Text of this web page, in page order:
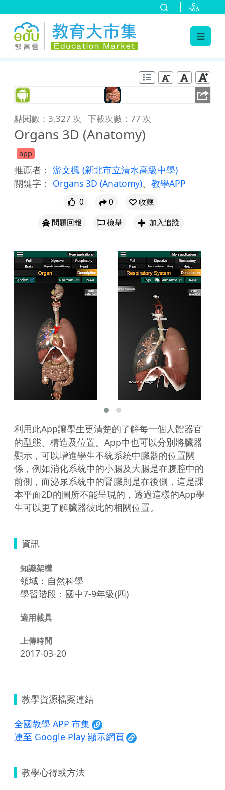
點閱數：3,327 次 下載次數：77 次
Organs 3D (Anatomy)
app
推薦者： 游文楓 (新北市立清水高級中學)
關鍵字： Organs 3D (Anatomy)、 教學APP
0 0
收藏
問題回報
檢舉 加入追蹤
利用此App讓學生更清楚的了解每一個人體器官
的型態、構造及位置。App中也可以分別將臟器
顯示，可以增進學生不統系統中臟器的位置關
係，例如消化系統中的小腸及大腸是在腹腔中的
前側，而泌尿系統中的腎臟則是在後側，這是課
本平面2D的圖所不能呈現的，透過這樣的App學
生可以更了解臟器彼此的相關位置。
資訊
知識架構
領域：自然科學
學習階段：國中7-9年級(四)
適用載具
上傳時間
2017-03-20
教學資源檔案連結
全國教學 APP 市集
連至 Google Play 顯示網頁
教學心得或方法